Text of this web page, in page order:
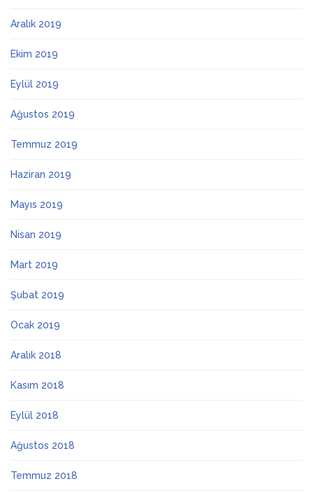
Aralık 2019
Ekim 2019
Eylül 2019
Ağustos 2019
Temmuz 2019
Haziran 2019
Mayıs 2019
Nisan 2019
Mart 2019
Şubat 2019
Ocak 2019
Aralık 2018
Kasım 2018
Eylül 2018
Ağustos 2018
Temmuz 2018